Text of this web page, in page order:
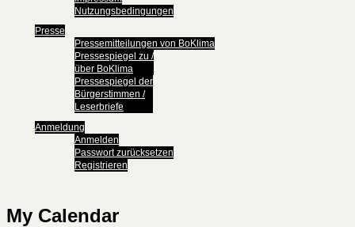
Nutzungsbedingungen
Presse
Pressemitteilungen von BoKlima
Pressespiegel zu /
über BoKlima
Pressespiegel der
Bürgerstimmen /
Leserbriefe
Anmeldung
Anmelden
Passwort zurücksetzen
Registrieren
My Calendar